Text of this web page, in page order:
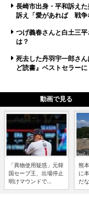
長崎市出身・平和訴え
訴え「愛があれば 戦争
つげ義春さんと白土三
は？
死去した丹羽宇一郎さ
ど読書』ベストセラーに
動画で見る
「異物使用疑惑」元韓
国セーブ王、出場停止
明けマウンドで...
熊
に
だ